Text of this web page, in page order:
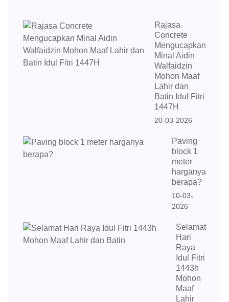
Rajasa
Concrete
Mengucapkan
Minal Aidin
Walfaidzin
Mohon Maaf
Lahir dan
Batin Idul Fitri
1447H
20-03-2026
Paving
block 1
meter
harganya
berapa?
10-03-
2026
Selamat
Hari
Raya
Idul Fitri
1443h
Mohon
Maaf
Lahir